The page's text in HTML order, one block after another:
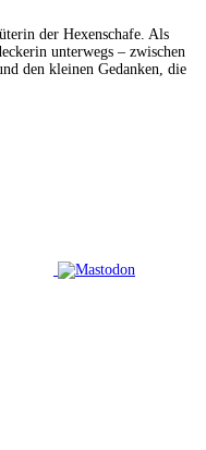
der Hexenschafe. Als
unterwegs – zwischen
den kleinen Gedanken, die